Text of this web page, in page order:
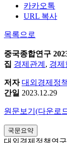
카카오톡
URL 복사
목록으로
중국종합연구
집 경제관계 , 경제
저자 대외경제정
간일 2023.12.29
원문보기(다운로
국문요약